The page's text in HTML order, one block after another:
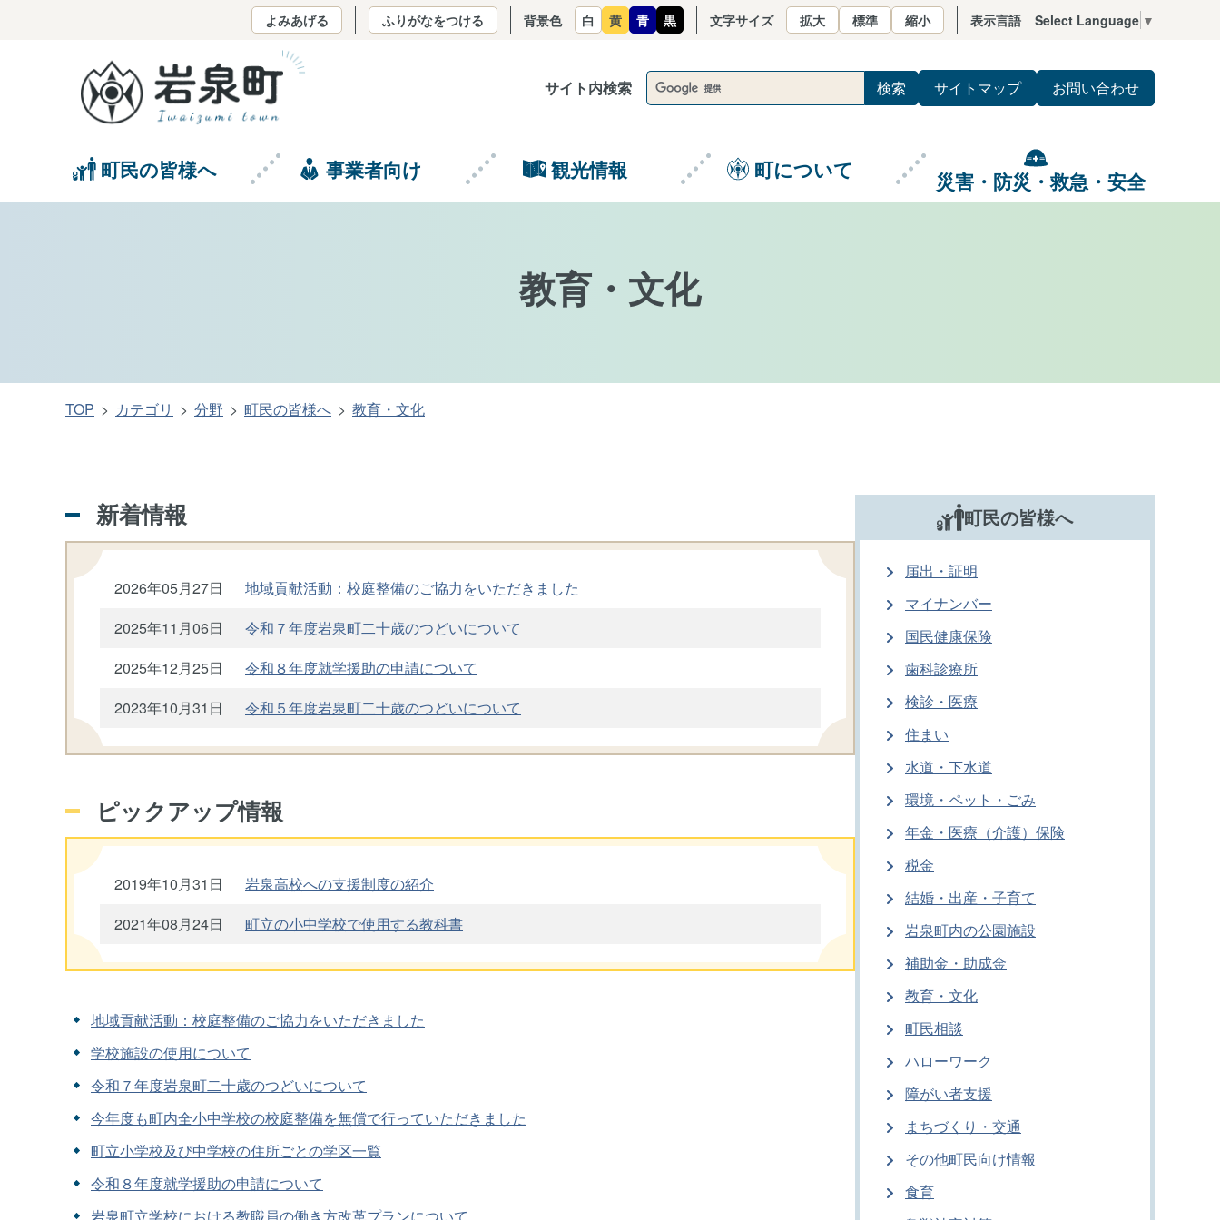
サイト内検索 サイトマップ お問い合わせ
町民の皆様へ 事業者向け 観光情報 町について 災害・防災・救急・安全
よみあげる ふりがなをつける 背景色 白 黄 青 黒 文字サイズ 拡大 標準 縮小 表示言語 Select Language ▼
教育・文化
TOP カテゴリ 分野 町民の皆様へ 教育・文化
新着情報
2026年05月27日
地域貢献活動：校庭整備のご協力をいただきました
2025年11月06日
令和７年度岩泉町二十歳のつどいについて
2025年12月25日
令和８年度就学援助の申請について
2023年10月31日
令和５年度岩泉町二十歳のつどいについて
ピックアップ情報
2019年10月31日
岩泉高校への支援制度の紹介
2021年08月24日
町立の小中学校で使用する教科書
地域貢献活動：校庭整備のご協力をいただきました
学校施設の使用について
令和７年度岩泉町二十歳のつどいについて
今年度も町内全小中学校の校庭整備を無償で行っていただきました
町立小学校及び中学校の住所ごとの学区一覧
令和８年度就学援助の申請について
町民の皆様へ
届出・証明
マイナンバー
国民健康保険
歯科診療所
検診・医療
住まい
水道・下水道
環境・ペット・ごみ
年金・医療（介護）保険
税金
結婚・出産・子育て
岩泉町内の公園施設
補助金・助成金
教育・文化
町民相談
ハローワーク
障がい者支援
まちづくり・交通
その他町民向け情報
食育